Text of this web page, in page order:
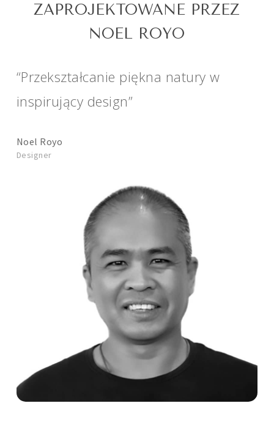
ZAPROJEKTOWANE PRZEZ
NOEL ROYO
“Przekształcanie piękna natury w
inspirujący design”
Noel Royo
Designer